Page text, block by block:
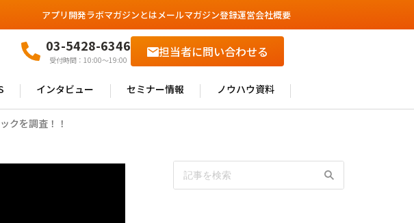
アプリ開発ラボマガジンとはメールマガジン登録運営会社概要
03-5428-6346
受付時間：10:00〜19:00
担当者に問い合わせる
インタビュー セミナー情報 ノウハウ資料
クを調査！！